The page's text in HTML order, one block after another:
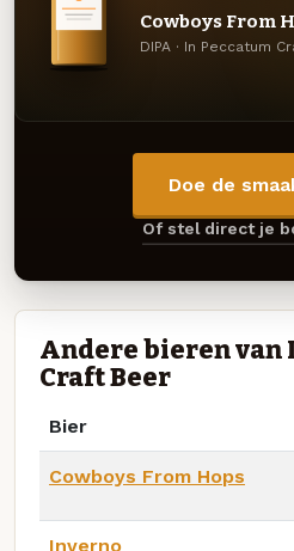
Cowboys From
DIPA · In Peccatum
Doe de
Of stel direct je
Andere bieren van
Craft Beer
Bier
Cowboys From Hops
Inverno